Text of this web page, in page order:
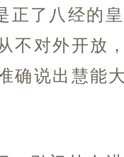
正了八经的
不对外开放
确说出慧能